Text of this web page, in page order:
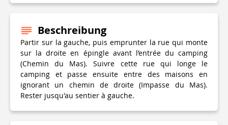
Beschreibung
Partir sur la gauche, puis emprunter la rue qui monte
sur la droite en épingle avant l’entrée du camping
(Chemin du Mas). Suivre cette rue qui longe le
camping et passe ensuite entre des maisons en
ignorant un chemin de droite (Impasse du Mas).
Rester jusqu'au sentier à gauche.